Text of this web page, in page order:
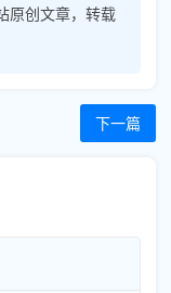
原创文章，转载
下一篇